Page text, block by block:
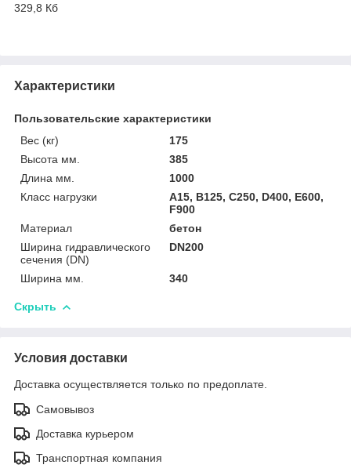
329,8 Кб
Характеристики
Пользовательские характеристики
Вес (кг)
175
Высота мм.
385
Длина мм.
1000
Класс нагрузки
A15, B125, C250, D400, E600,
F900
Материал
бетон
Ширина гидравлического
сечения (DN)
DN200
Ширина мм. 340
Скрыть
Условия доставки
Доставка осуществляется только по предоплате.
Самовывоз
Доставка курьером
Транспортная компания